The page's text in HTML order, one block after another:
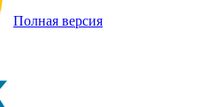
Полная версия